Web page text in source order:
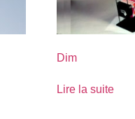
Dim
Lire la suite